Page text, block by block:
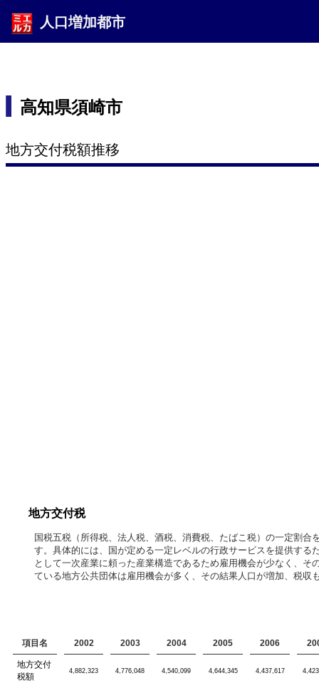
人口増加都市
高知県須崎市
地方交付税額推移
地方交付税
国税五税（所得税、法人税、酒税、消費税、たばこ税）の一定割
す。具体的には、国が定める一定レベルの行政サービスを提供す
として一次産業に頼った産業構造であるため雇用機会が少なく、
ている地方公共団体は雇用機会が多く、その結果人口が増加、税
項目名 2002 2003 2004 2005 2006
地方交付
税額
4,882,323 4,776,048 4,540,099 4,644,345 4,437,617